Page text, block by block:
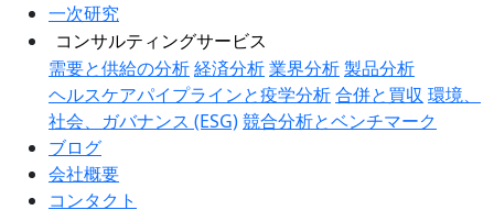
一次研究
コンサルティングサービス
需要と供給の分析経済分析業界分析製品分析
ヘルスケアパイプラインと疫学分析合併と買収 環境、
社会、ガバナンス (ESG)競合分析とベンチマーク
ブログ
会社概要
コンタクト